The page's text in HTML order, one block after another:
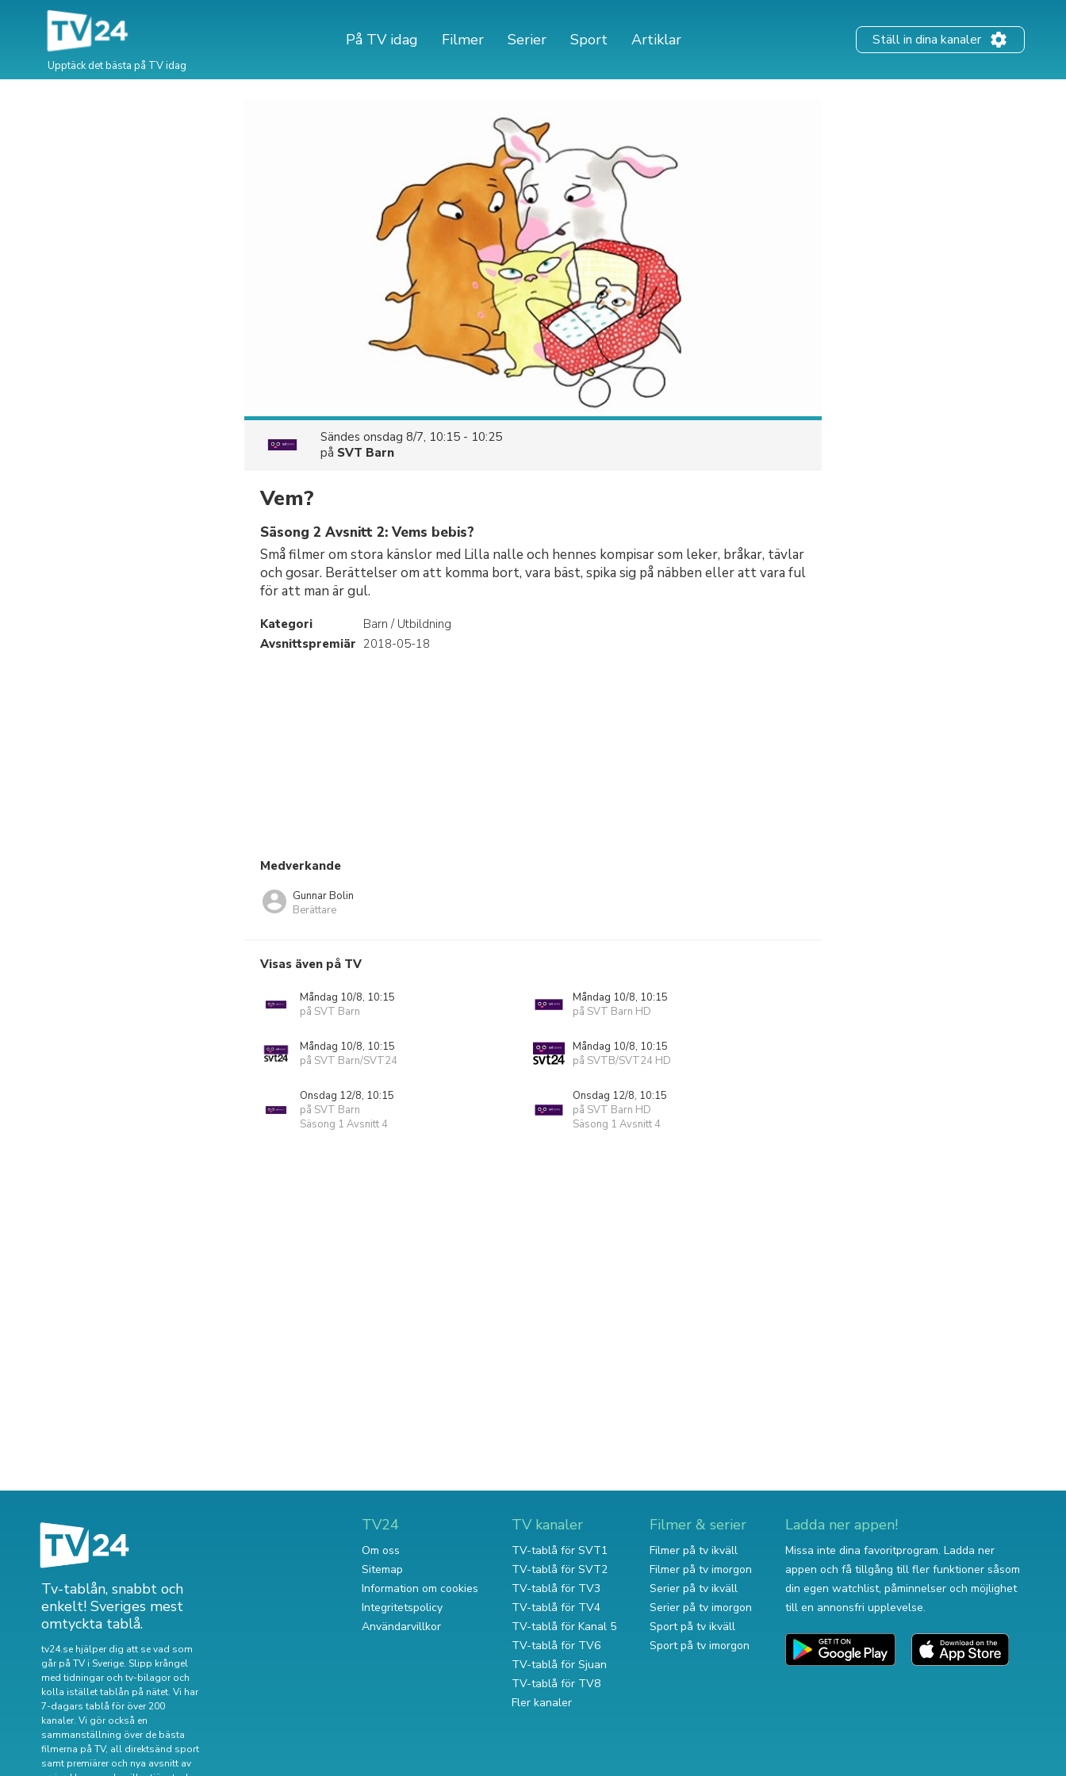
Upptäck det bästa på TV idag
På TV idag Filmer Serier Sport Artiklar Ställ in dina kanaler
Sändes onsdag 8/7, 10:15 - 10:25
på SVT Barn
Vem?
Säsong 2 Avsnitt 2: Vems bebis?
Små filmer om stora känslor med Lilla nalle och hennes kompisar som leker, bråkar, tävlar
och gosar. Berättelser om att komma bort, vara bäst, spika sig på näbben eller att vara ful
för att man är gul.
Kategori
Barn / Utbildning
Avsnittspremiär 2018-05-18
Medverkande
Gunnar Bolin
Berättare
Visas även på TV
Måndag 10/8, 10:15
på SVT Barn
Måndag 10/8, 10:15
på SVT Barn HD
Måndag 10/8, 10:15
på SVT Barn/SVT24
Måndag 10/8, 10:15
på SVTB/SVT24 HD
Onsdag 12/8, 10:15
på SVT Barn
Säsong 1 Avsnitt 4
Onsdag 12/8, 10:15
på SVT Barn HD
Säsong 1 Avsnitt 4
Tv-tablån, snabbt och
enkelt! Sveriges mest
omtyckta tablå.
tv24.se hjälper dig att se vad som
går på TV i Sverige. Slipp krångel
med tidningar och tv-bilagor och
kolla istället tablån på nätet. Vi har
7-dagars tablå för över 200
kanaler. Vi gör också en
sammanställning överde bästa
filmerna på TV, all direktsänd sport
samt premiärer och nya avsnitt av
TV24
Om oss
Sitemap
Information om cookies
Integritetspolicy
Användarvillkor
TV kanaler
TV-tablå för SVT1
TV-tablå för SVT2
TV-tablå för TV3
TV-tablå för TV4
TV-tablå för Kanal 5
TV-tablå för TV6
TV-tablå för Sjuan
TV-tablå för TV8
Fler kanaler
Filmer & serier
Filmer på tv ikväll
Filmer på tv imorgon
Serier på tv ikväll
Serier på tv imorgon
Sport på tv ikväll
Sport på tv imorgon
Ladda ner appen!
Missa inte dina favoritprogram. Ladda ner
appen och få tillgång till fler funktioner såsom
din egen watchlist, påminnelser och möjlighet
till en annonsfri upplevelse.